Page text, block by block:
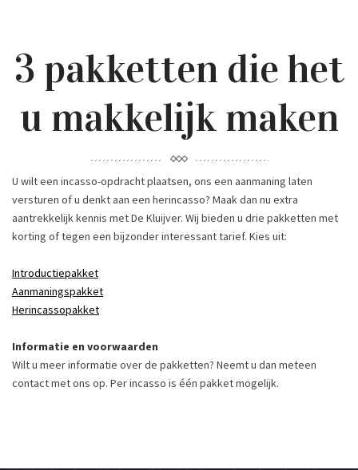
3 pakketten die het
u makkelijk maken
U wilt een incasso-opdracht plaatsen, ons een aanmaning laten
versturen of u denkt aan een herincasso? Maak dan nu extra
aantrekkelijk kennis met De Kluijver. Wij bieden u drie pakketten met
korting of tegen een bijzonder interessant tarief. Kies uit:
Introductiepakket
Aanmaningspakket
Herincassopakket
Informatie en voorwaarden
Wilt u meer informatie over de pakketten? Neemt u dan meteen
contact met ons op. Per incasso is één pakket mogelijk.